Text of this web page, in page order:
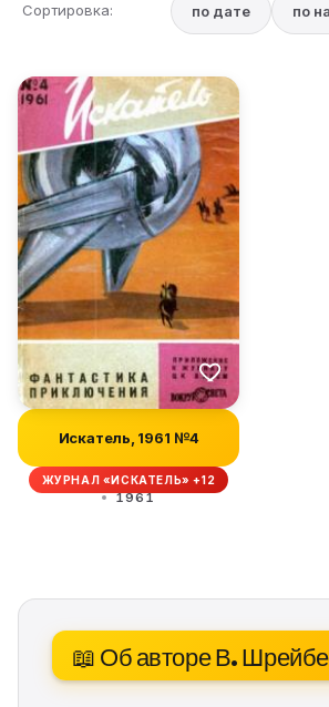
Сортировка: по дате по
Искатель, 1961 №4
ЖУРНАЛ «ИСКАТЕЛЬ» +12
1961
📖 Об авторе В.